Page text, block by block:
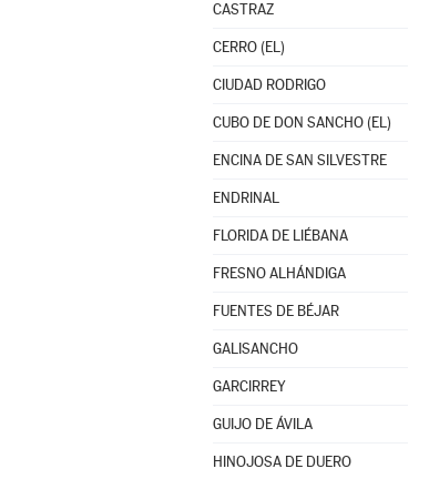
CASTRAZ
CERRO (EL)
CIUDAD RODRIGO
CUBO DE DON SANCHO (EL)
ENCINA DE SAN SILVESTRE
ENDRINAL
FLORIDA DE LIÉBANA
FRESNO ALHÁNDIGA
FUENTES DE BÉJAR
GALISANCHO
GARCIRREY
GUIJO DE ÁVILA
HINOJOSA DE DUERO